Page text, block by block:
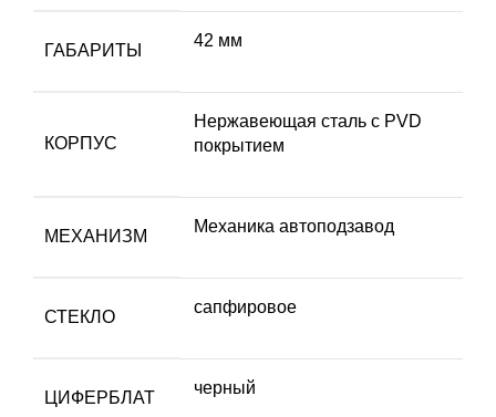
ГАБАРИТЫ
42 мм
КОРПУС
Hержавеющая сталь с PVD
покрытием
МЕХАНИЗМ
Механика автоподзавод
СТЕКЛО
сапфировое
ЦИФЕРБЛАТ
черный